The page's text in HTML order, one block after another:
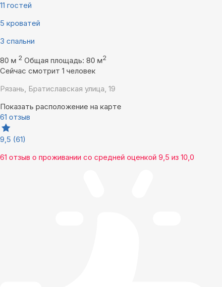
11 гостей
5 кроватей
3 спальни
80 м 2 Общая площадь: 80 м2
Сейчас смотрит 1 человек
Рязань, Братиславская улица, 19
Показать расположение на карте
61 отзыв
9,5 (61)
61 отзыв о проживании со средней оценкой 9,5 из 10,0